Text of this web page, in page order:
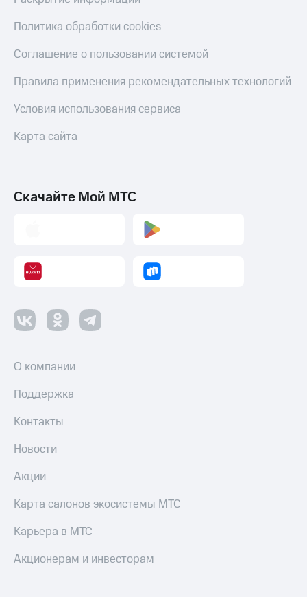
Политика обработки cookies
Соглашение о пользовании системой
Правила применения рекомендательных технологий
Условия использования сервиса
Карта сайта
Скачайте Мой МТС
О компании
Поддержка
Контакты
Новости
Акции
Карта салонов экосистемы МТС
Карьера в МТС
Акционерам и инвесторам